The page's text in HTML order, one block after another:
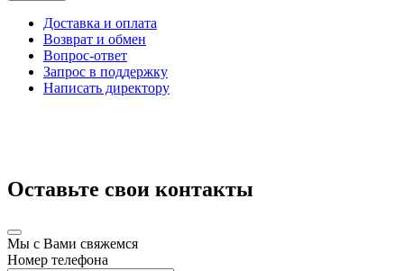
Доставка и оплата
Возврат и обмен
Вопрос-ответ
Запрос в поддержку
Написать директору
Оставьте свои контакты
Мы с Вами свяжемся
Номер телефона